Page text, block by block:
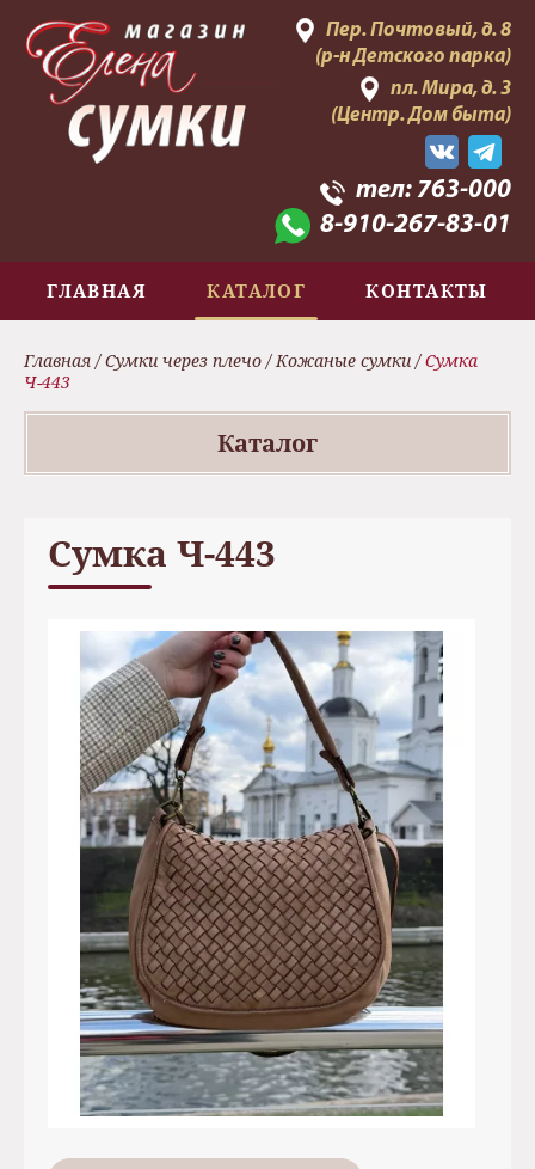
Пер. Почтовый, д. 8
(р-н Детского парка)
пл. Мира, д. 3
(Центр. Дом быта)
тел:763-000
8-910-267-83-01
ГЛАВНАЯ КАТАЛОГ КОНТАКТЫ
Главная/Сумки через плечо/Кожаные сумки /Сумка
Ч-443
Каталог
Сумка Ч-443